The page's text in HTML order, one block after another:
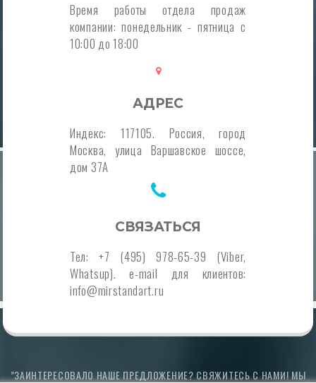
Время работы отдела продаж
компании: понедельник - пятница с
10:00 до 18:00
АДРЕС
Индекс: 117105. Россия, город
Москва, улица Варшавское шоссе,
дом 37А
СВЯЗАТЬСЯ
Тел: +7 (495) 978-65-39 (Viber,
Whatsup). e-mail для клиентов:
info@mirstandart.ru
”ЗАИНТЕРЕСОВАЛО НАШЕ ПРЕДЛОЖЕНИЕ? СВЯЖИТЕСЬ С НАМИ! МЫ